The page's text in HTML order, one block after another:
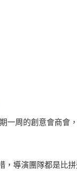
周的創意會商會
，導演團隊都是比